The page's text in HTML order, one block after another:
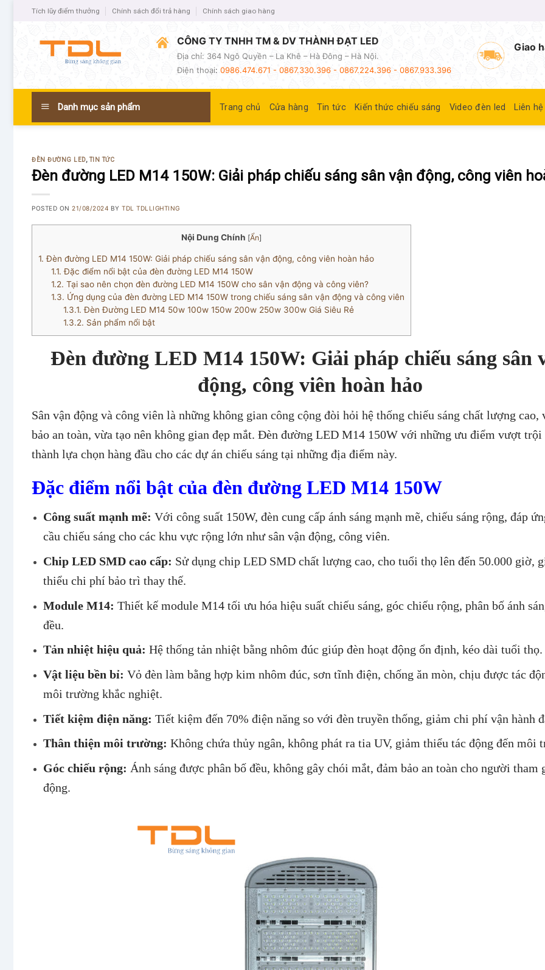
Tích lũy điểm thưởng Chính sách đổi trả hàng Chính sách giao hàng
CÔNG TY TNHH TM & DV THÀNH ĐẠT LED
Địa chỉ: 364 Ngô Quyền – La Khê – Hà Đông – Hà Nội.
Điện thoại: 0986.474.671 - 0867.330.396 - 0867.224.396 - 0867.933.396
Giao
Danh mục sản phẩm Trang chủ Cửa hàng Tin tức Kiến thức chiếu sáng Video đèn led Liên hệ
ĐÈN ĐƯỜNG LED,TIN TỨC
Đèn đường LED M14 150W: Giải pháp chiếu sáng sân vận động, công viên
POSTED ON 21/08/2024 BYTDL TDLLIGHTING
Nội Dung Chính [Ẩn]
1. Đèn đường LED M14 150W: Giải pháp chiếu sáng sân vận động, công viên hoàn hảo
1.1. Đặc điểm nổi bật của đèn đường LED M14 150W
1.2. Tại sao nên chọn đèn đường LED M14 150W cho sân vận động và công viên?
1.3. Ứng dụng của đèn đường LED M14 150W trong chiếu sáng sân vận động và công viên
1.3.1. Đèn Đường LED M14 50w 100w 150w 200w 250w 300w Giá Siêu Rẻ
1.3.2. Sản phẩm nổi bật
Đèn đường LED M14 150W: Giải pháp chiếu sáng sân
động, công viên hoàn hảo
Sân vận động và công viên là những không gian công cộng đòi hỏi hệ thống chiếu sáng chất lượng cao,
bảo an toàn, vừa tạo nên không gian đẹp mắt. Đèn đường LED M14 150W với những ưu điểm vượt trội
thành lựa chọn hàng đầu cho các dự án chiếu sáng tại những địa điểm này.
Đặc điểm nổi bật của đèn đường LED M14 150W
Công suất mạnh mẽ: Với công suất 150W, đèn cung cấp ánh sáng mạnh mẽ, chiếu sáng rộng, đáp
cầu chiếu sáng cho các khu vực rộng lớn như sân vận động, công viên.
Chip LED SMD cao cấp: Sử dụng chip LED SMD chất lượng cao, cho tuổi thọ lên đến 50.000 giờ,
thiểu chi phí bảo trì thay thế.
Module M14: Thiết kế module M14 tối ưu hóa hiệu suất chiếu sáng, góc chiếu rộng, phân bố ánh
đều.
Tản nhiệt hiệu quả: Hệ thống tản nhiệt bằng nhôm đúc giúp đèn hoạt động ổn định, kéo dài tuổi thọ.
Vật liệu bền bỉ: Vỏ đèn làm bằng hợp kim nhôm đúc, sơn tĩnh điện, chống ăn mòn, chịu được tác
môi trường khắc nghiệt.
Tiết kiệm điện năng: Tiết kiệm đến 70% điện năng so với đèn truyền thống, giảm chi phí vận hành
Thân thiện môi trường: Không chứa thủy ngân, không phát ra tia UV, giảm thiểu tác động đến môi
Góc chiếu rộng: Ánh sáng được phân bố đều, không gây chói mắt, đảm bảo an toàn cho người tham
động.